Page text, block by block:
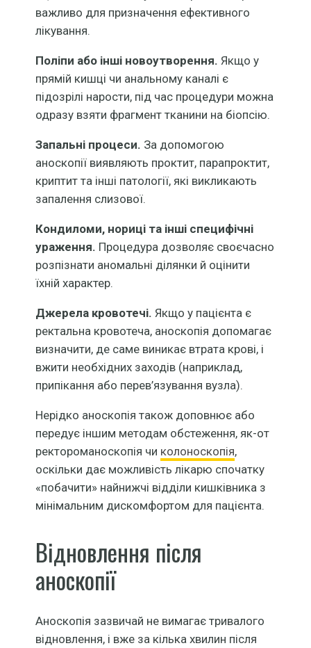
важливо для призначення ефективного
лікування.
Поліпи або інші новоутворення. Якщо у
прямій кишці чи анальному каналі є
підозрілі нарости, під час процедури можна
одразу взяти фрагмент тканини на біопсію.
Запальні процеси. За допомогою
аноскопії виявляють проктит, парапроктит,
криптит та інші патології, які викликають
запалення слизової.
Кондиломи, нориці та інші специфічні
ураження. Процедура дозволяє своєчасно
розпізнати аномальні ділянки й оцінити
їхній характер.
Джерела кровотечі. Якщо у пацієнта є
ректальна кровотеча, аноскопія допомагає
визначити, де саме виникає втрата крові, і
вжити необхідних заходів (наприклад,
припікання або перев’язування вузла).
Нерідко аноскопія також доповнює або
передує іншим методам обстеження, як-от
ректороманоскопія чи колоноскопія,
оскільки дає можливість лікарю спочатку
«побачити» найнижчі відділи кишківника з
мінімальним дискомфортом для пацієнта.
Відновлення після
аноскопії
Аноскопія зазвичай не вимагає тривалого
відновлення, і вже за кілька хвилин після